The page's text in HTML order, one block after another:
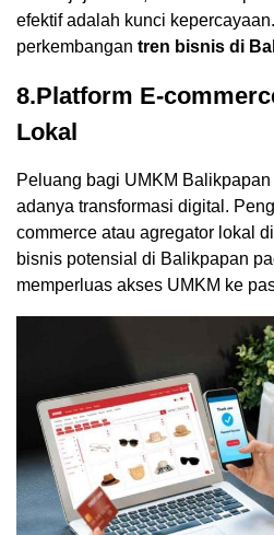
efektif adalah kunci
perkembangan tren bisnis di
8.Platform E-
Lokal
Peluang bagi UMKM
adanya transformasi digital.
commerce atau agregator lokal
bisnis potensial di Balikpapan
memperluas akses UMKM ke